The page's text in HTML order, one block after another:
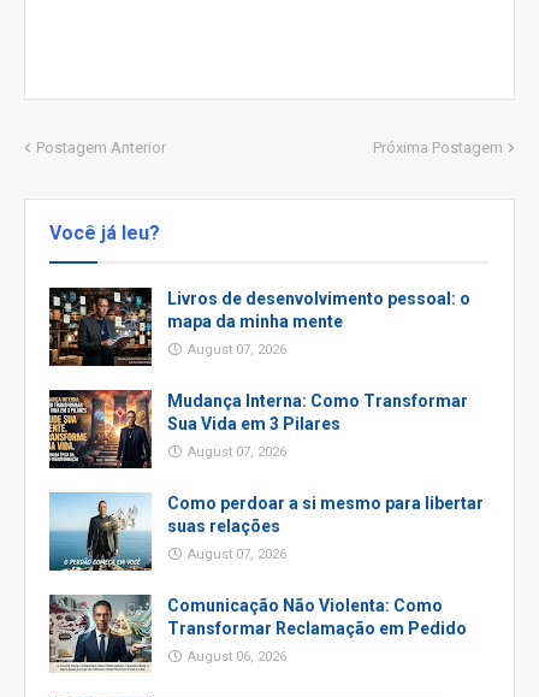
Postagem Anterior Próxima Postagem
Você já leu?
Livros de desenvolvimento pessoal: o
mapa da minha mente
August 07, 2026
Mudança Interna: Como Transformar
Sua Vida em 3 Pilares
August 07, 2026
Como perdoar a si mesmo para libertar
suas relações
August 07, 2026
Comunicação Não Violenta: Como
Transformar Reclamação em Pedido
August 06, 2026